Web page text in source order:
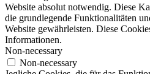
Website absolut notwendig. Diese
die grundlegende Funktionalitäten
Website gewährleisten. Diese
Informationen.
Non-necessary
Non-necessary